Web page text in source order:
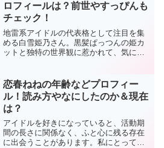
ロフィールは？前世やすっぴんも
チェック！
地雷系アイドルの代表格として注目を集
める白雪姫乃さん。黒髪ぱっつんの姫カ
ットと独特の世界観に惹かれて、気にな
その変化の大きさに思わず見入ってしま
いました。この記事では、白...
恋春ねねの年齢などプロフィー
ル！読み方やなにしたのか＆現在
は？
アイドルを好きになっていると、活動期
間の長さに関係なく、ふと心に残る存在
に出会うことがあります。私にとって、